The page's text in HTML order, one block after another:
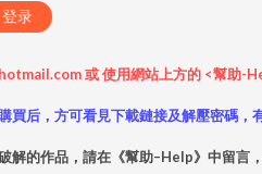
登录
或 使用網站上方的 <幫助-
買后，方可看見下載鏈接及解壓密碼
的作品，請在《幫助–Help》中留言